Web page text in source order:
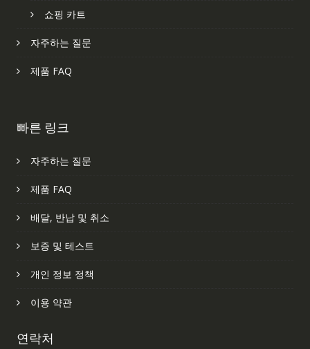
쇼핑 카트
자주하는 질문
제품 FAQ
빠른 링크
자주하는 질문
제품 FAQ
배달, 반납 및 취소
보증 및 테스트
개인 정보 정책
이용 약관
연락처